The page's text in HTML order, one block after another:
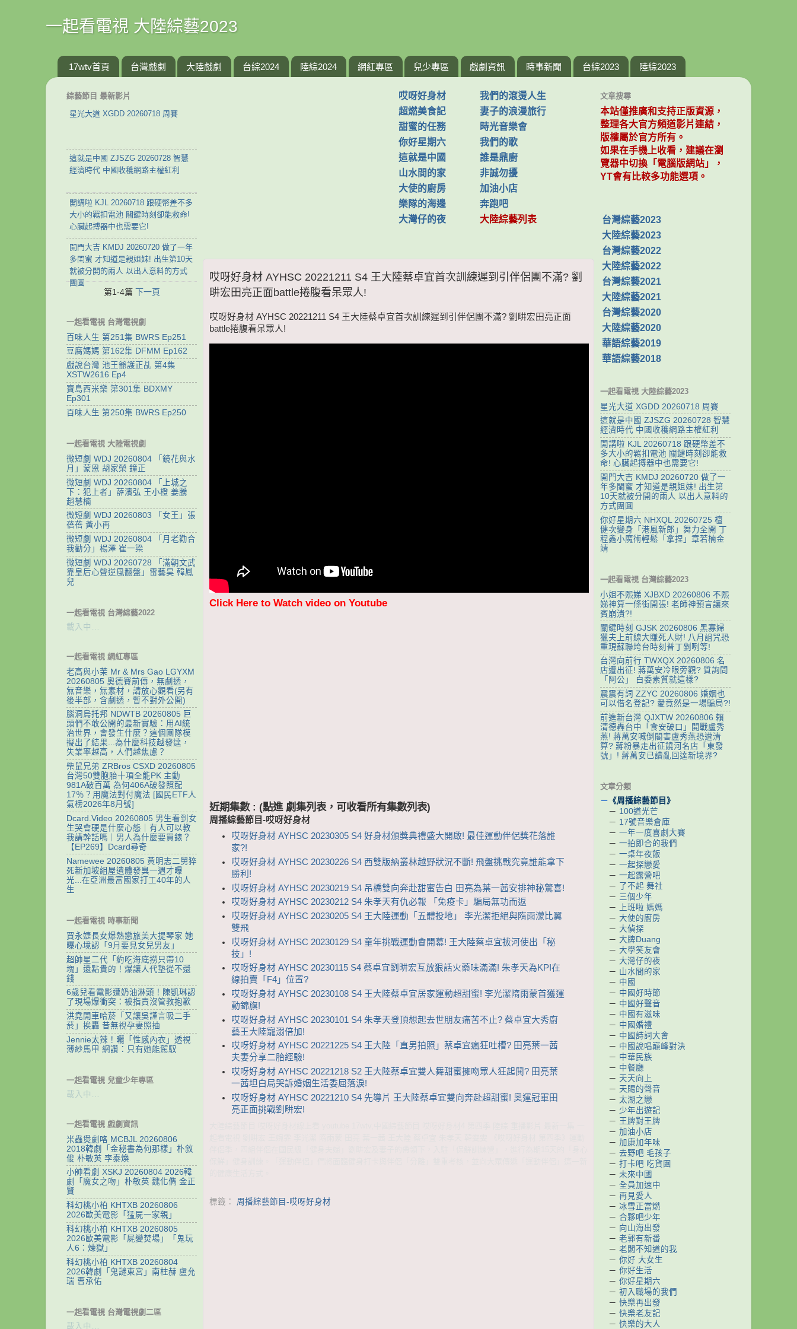
一起看電視 大陸綜藝2023
17wtv首頁 台灣戲劇 大陸戲劇 台綜2024 陸綜2024 網紅專區 兒少專區 戲劇資訊 時事新聞 台綜2023 陸綜2023
哎呀好身材
我們的滾燙人生
超燃美食記
妻子的浪漫旅行
甜蜜的任務
時光音樂會
你好星期六
我們的歌
這就是中國
誰是鼎廚
山水間的家
非誠勿擾
大使的廚房
加油小店
樂隊的海邊
奔跑吧
大灣仔的夜
大陸綜藝列表
哎呀好身材 AYHSC 20221211 S4 王大陸蔡卓宜首次訓練遲到引伴侶團不滿? 劉
畊宏田亮正面battle捲腹看呆眾人!
哎呀好身材 AYHSC 20221211 S4 王大陸蔡卓宜首次訓練遲到引伴侶團不滿? 劉畊宏田亮正面
battle捲腹看呆眾人!
Click Here to Watch video on Youtube
近期集數 : (點進 劇集列表，可收看所有集數列表)
周播綜藝節目-哎呀好身材
哎呀好身材 AYHSC 20230305 S4 好身材頒獎典禮盛大開啟! 最佳運動伴侶獎花落誰
家?!
哎呀好身材 AYHSC 20230226 S4 西雙版納叢林越野狀況不斷! 飛盤挑戰究竟誰能拿下
勝利!
哎呀好身材 AYHSC 20230219 S4 吊橋雙向奔赴甜蜜告白 田亮為葉一茜安排神秘驚喜!
哎呀好身材 AYHSC 20230212 S4 朱孝天有仇必報 「免疫卡」騙局無功而返
哎呀好身材 AYHSC 20230205 S4 王大陸運動「五體投地」 李光潔拒絕與隋雨濛比翼
雙飛
哎呀好身材 AYHSC 20230129 S4 童年挑戰運動會開幕! 王大陸蔡卓宜拔河使出「秘
技」!
哎呀好身材 AYHSC 20230115 S4 蔡卓宜劉畊宏互放狠話火藥味滿滿! 朱孝天為KPI在
線拍賣「F4」位置?
哎呀好身材 AYHSC 20230108 S4 王大陸蔡卓宜居家運動超甜蜜! 李光潔隋雨蒙首獲運
動錦旗!
哎呀好身材 AYHSC 20230101 S4 朱孝天登頂想起去世朋友痛苦不止? 蔡卓宜大秀廚
藝王大陸寵溺倍加!
哎呀好身材 AYHSC 20221225 S4 王大陸「直男拍照」蔡卓宜瘋狂吐槽? 田亮葉一茜
夫妻分享二胎經驗!
哎呀好身材 AYHSC 20221218 S2 王大陸蔡卓宜雙人舞甜蜜擁吻眾人狂起鬨? 田亮葉
一茜坦白局哭訴婚姻生活委屈落淚!
哎呀好身材 AYHSC 20221210 S4 先導片 王大陸蔡卓宜雙向奔赴超甜蜜! 奧運冠軍田
亮正面挑戰劉畊宏!
標籤： 周播綜藝節目-哎呀好身材
綜藝節目 最新影片
星光大道 XGDD 20260718 周賽
這就是中國 ZJSZG 20260728 智慧
經濟時代 中國收穫網路主權紅利
開講啦 KJL 20260718 跟硬幣差不多
大小的羈扣電池 關鍵時刻卻能救命!
心臟起搏器中也需要它!
開門大吉 KMDJ 20260720 做了一年
多閨蜜 才知道是親姐妹! 出生第10天
就被分開的兩人 以出人意料的方式
團圓
第1-4篇 下一頁
一起看電視 台灣電視劇
百味人生 第251集 BWRS Ep251
豆腐媽媽 第162集 DFMM Ep162
戲說台灣 池王爺護正乩 第4集
XSTW2616 Ep4
寶島西米樂 第301集 BDXMY
Ep301
百味人生 第250集 BWRS Ep250
一起看電視 大陸電視劇
微短劇 WDJ 20260804 「鏡花與水
月」蒙恩 胡家榮 鐘正
微短劇 WDJ 20260804 「上城之
下：犯上者」薛濱弘 王小橙 姜騰
趙慧楠
微短劇 WDJ 20260803 「女王」張
蓓蓓 黃小再
微短劇 WDJ 20260804 「月老勸合
我勸分」楊澤 崔一梁
微短劇 WDJ 20260728 「滿朝文武
靠皇后心聲逆風翻盤」雷藝昊 韓鳳
兒
一起看電視 台灣綜藝2022
載入中…
一起看電視 網紅專區
老高與小茉 Mr & Mrs Gao LGYXM
20260805 奧德賽前傳，無劇透，
無音樂，無素材，請放心觀看(另有
後半部，含劇透，暫不對外公開)
腦洞烏托邦 NDWTB 20260805 巨
頭們不敢公開的最新實驗：用AI統
治世界，會發生什麼？這個團隊模
擬出了結果...為什麼科技越發達，
失業率越高，人們越焦慮？
柴鼠兄弟 ZRBros CSXD 20260805
台灣50雙胞胎十項全能PK 主動
981A破百萬 為何406A破發照配
17％？用魔法對付魔法 [國民ETF人
氣榜2026年8月號]
Dcard.Video 20260805 男生看到女
生哭會硬是什麼心態｜有人可以教
我講幹話嗎｜男人為什麼要買錶？
【EP269】Dcard尋奇
Namewee 20260805 黃明志二舅猝
死新加坡組屋遺體發臭一週才曝
光...在亞洲最富國家打工40年的人
生
一起看電視 時事新聞
賈永婕長女爆熱戀旅美大提琴家 她
曝心境認「9月要見女兒男友」
超帥星二代「約吃海底撈只帶10
塊」還點貴的！爆讓人代墊從不還
錢
6歲兒看電影遭奶油淋頭！陳凱琳認
了現場爆衝突：被指責沒管教抱歉
洪堯開車哈菸「又讓吳謹言吸二手
菸」挨轟 昔無視孕妻照抽
Jennie太辣！曬「性感內衣」透視
薄紗馬甲 網讚：只有她能駕馭
一起看電視 兒童少年專區
載入中…
一起看電視 戲劇資訊
米蟲煲劇咯 MCBJL 20260806
2018韓劇「金秘書為何那樣」朴敘
俊 朴敏英 李泰煥
小帥看劇 XSKJ 20260804 2026韓
劇「魔女之吻」朴敏英 魏化儁 金正
賢
科幻桃小柏 KHTXB 20260806
2026歐美電影「猛屍一家親」
科幻桃小柏 KHTXB 20260805
2026歐美電影「屍變焚場」「鬼玩
人6：煉獄」
科幻桃小柏 KHTXB 20260804
2026韓劇「鬼謎東宮」南柱赫 盧允
瑞 曹承佑
一起看電視 台灣電視劇二區
載入中…
文章搜尋
本站僅推廣和支持正版資源，
整理各大官方頻道影片連結，
版權屬於官方所有。
如果在手機上收看，建議在瀏
覽器中切換「電腦版網站」，
YT會有比較多功能選項。
台灣綜藝2023
大陸綜藝2023
台灣綜藝2022
大陸綜藝2022
台灣綜藝2021
大陸綜藝2021
台灣綜藝2020
大陸綜藝2020
華語綜藝2019
華語綜藝2018
一起看電視 大陸綜藝2023
星光大道 XGDD 20260718 周賽
這就是中國 ZJSZG 20260728 智慧
經濟時代 中國收穫網路主權紅利
開講啦 KJL 20260718 跟硬幣差不
多大小的羈扣電池 關鍵時刻卻能救
命! 心臟起搏器中也需要它!
開門大吉 KMDJ 20260720 做了一
年多閨蜜 才知道是親姐妹! 出生第
10天就被分開的兩人 以出人意料的
方式團圓
你好星期六 NHXQL 20260725 檀
健次變身「港風新郎」舞力全開 丁
程鑫小魔術輕鬆「拿捏」章若楠金
靖
一起看電視 台灣綜藝2023
小姐不熙娣 XJBXD 20260806 不熙
娣神算一條街開張! 老師神預言讓來
賓崩潰?!
關鍵時刻 GJSK 20260806 黑寡婦
獵夫上前線大賺死人財! 八月詛咒恐
重現蘇聯垮台時刻普丁剉咧等!
台灣向前行 TWXQX 20260806 名
店遭出征! 蔣萬安冷眼旁觀? 質詢問
「阿公」 白委素質就這樣?
震震有詞 ZZYC 20260806 婚姻也
可以借名登記? 愛竟然是一場騙局?!
前進新台灣 QJXTW 20260806 賴
清德轟台中「食安破口」開戰盧秀
燕! 蔣萬安喊倒閣害盧秀燕恐遭清
算? 蔣粉暴走出征饒河名店「東發
號」! 蔣萬安已讀亂回達新境界?
文章分類
－ 《周播綜藝節目》
－ 100道光芒
－ 17號音樂倉庫
－ 一年一度喜劇大賽
－ 一拍即合的我們
－ 一桌年夜飯
－ 一起探戀愛
－ 一起露營吧
－
了不起 舞社
－ 三個少年
－
上班啦 媽媽
－ 大使的廚房
－ 大偵探
－ 大牌Duang
－ 大學笑友會
－ 大灣仔的夜
－ 山水間的家
－ 中國
－ 中國好時節
－ 中國好聲音
－ 中國有滋味
－ 中國婚禮
－ 中國詩詞大會
－ 中國說唱巔峰對決
－ 中華民族
－ 中餐廳
－ 天天向上
－ 天賜的聲音
－ 太湖之戀
－ 少年出遊記
－ 王牌對王牌
－ 加油小店
－ 加康加年味
－ 去野吧 毛孩子
－ 打卡吧 吃貨團
－ 未來中國
－ 全員加速中
－ 再見愛人
－ 冰雪正當燃
－ 合夥吧少年
－ 向山海出發
－ 老郭有新番
－ 老闆不知道的我
－ 你好 大女生
－ 你好生活
－ 你好星期六
－ 初入職場的我們
－ 快樂再出發
－ 快樂老友記
－ 快樂的大人